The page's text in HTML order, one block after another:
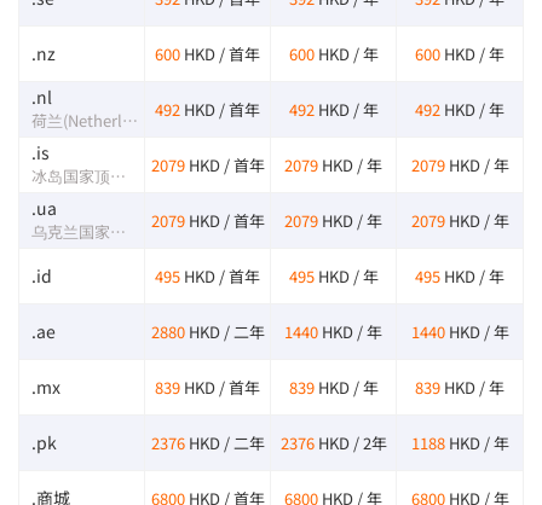
.nz 600 HKD / 首年 600 HKD / 年 600 HKD / 年
.nl
荷兰(Netherlands)国家及地区顶级域 492 HKD / 首年 492 HKD / 年 492 HKD / 年
.is
冰岛国家顶级域名 2079 HKD / 首年 2079 HKD / 年 2079 HKD / 年
.ua
乌克兰国家顶级域名 2079 HKD / 首年 2079 HKD / 年 2079 HKD / 年
.id 495 HKD / 首年 495 HKD / 年 495 HKD / 年
.ae 2880 HKD / 二年 1440 HKD / 年 1440 HKD / 年
.mx 839 HKD / 首年 839 HKD / 年 839 HKD / 年
.pk 2376 HKD / 二年 2376 HKD / 2年 1188 HKD / 年
.商城 6800 HKD / 首年 6800 HKD / 年 6800 HKD / 年